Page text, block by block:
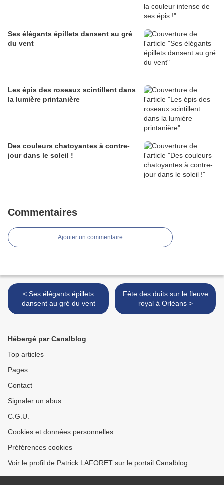
Ses élégants épillets dansent au gré
du vent
Les épis des roseaux scintillent dans
la lumière printanière
Des couleurs chatoyantes à contre-
jour dans le soleil !
Commentaires
Ajouter un commentaire
< Ses élégants épillets
dansent au gré du vent
Fête des duits sur le fleuve
royal à Orléans >
Hébergé par Canalblog
Top articles
Pages
Contact
Signaler un abus
C.G.U.
Cookies et données personnelles
Préférences cookies
Voir le profil de Patrick LAFORET sur le portail Canalblog